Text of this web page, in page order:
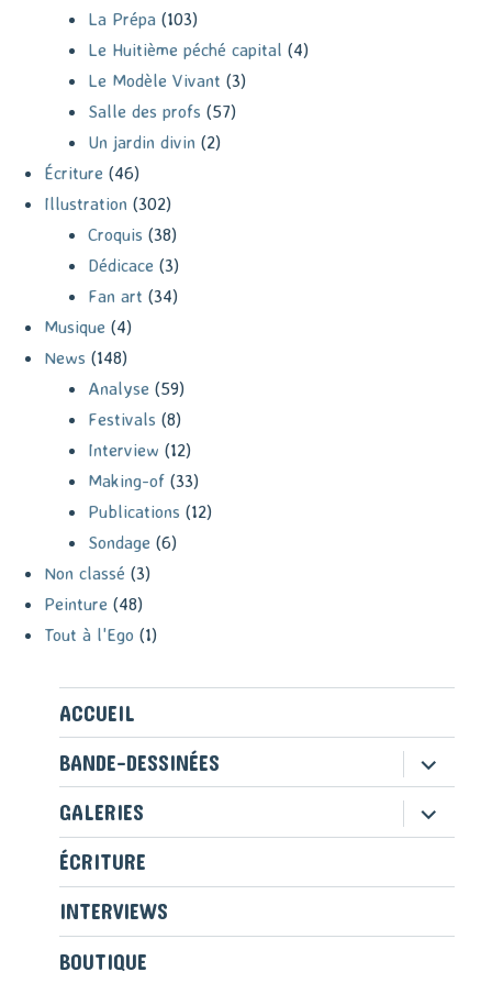
La Prépa (103)
Le Huitième péché capital (4)
Le Modèle Vivant (3)
Salle des profs (57)
Un jardin divin (2)
Écriture (46)
Illustration (302)
Croquis (38)
Dédicace (3)
Fan art (34)
Musique (4)
News (148)
Analyse (59)
Festivals (8)
Interview (12)
Making-of (33)
Publications (12)
Sondage (6)
Non classé (3)
Peinture (48)
Tout à l'Ego (1)
ACCUEIL
BANDE-DESSINÉES
ouvrir
le
sous-
menu
GALERIES ouvrir
le
ÉCRITURE
INTERVIEWS
BOUTIQUE